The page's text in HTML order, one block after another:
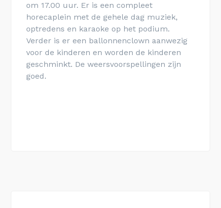
om 17.00 uur. Er is een compleet
horecaplein met de gehele dag muziek,
optredens en karaoke op het podium.
Verder is er een ballonnenclown aanwezig
voor de kinderen en worden de kinderen
geschminkt. De weersvoorspellingen zijn
goed.